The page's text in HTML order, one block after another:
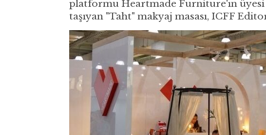
platformu Heartmade Furniture'ın üyesi
taşıyan "Taht" makyaj masası, ICFF